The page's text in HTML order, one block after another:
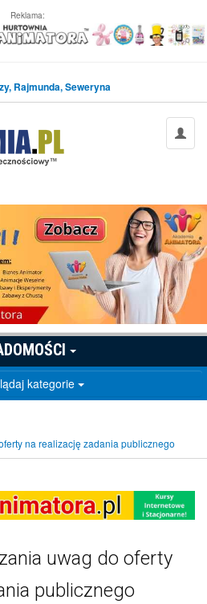
Reklama:
Rajmunda, Seweryna
kategorie
na realizację zadania publicznego
uwag do oferty
publicznego